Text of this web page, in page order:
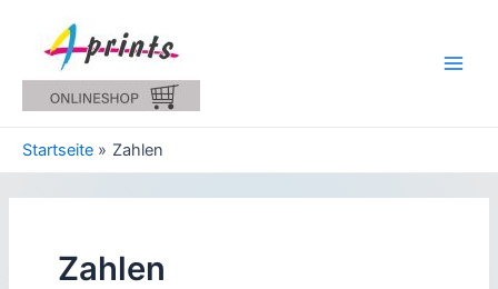
springen
Startseite Zahlen
Zahlen